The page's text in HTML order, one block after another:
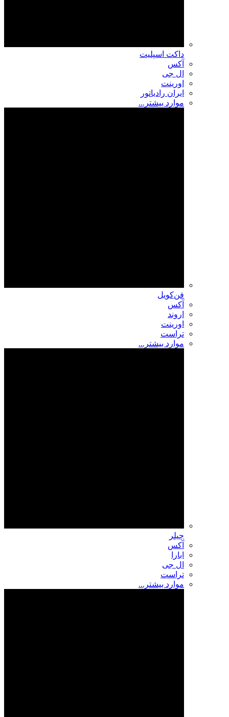
داکت اسپلیت
آکس
ال جی
اورینت
ایران رادیاتور
موارد بیشتر...
فن‌کویل
آکس
اروند
اورینت
تراست
موارد بیشتر...
چیلر
آکس
ابارا
ال جی
تراست
موارد بیشتر...